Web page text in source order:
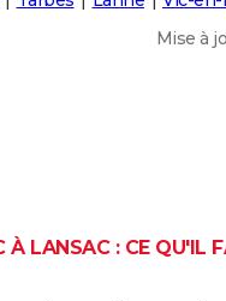
Mise à
À LANSAC : CE QU'IL